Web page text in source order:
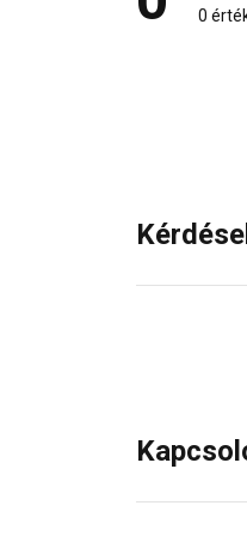
0